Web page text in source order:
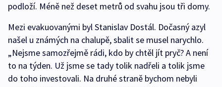
podloží. Méně než deset metrů od svahu jsou tři domy.
Mezi evakuovanými byl Stanislav Dostál. Dočasný azyl
našel u známých na chalupě, sbalit se musel narychlo.
„Nejsme samozřejmě rádi, kdo by chtěl jít pryč? A není
to na týden. Už jsme se tady tolik nadřeli a tolik jsme
do toho investovali. Na druhé straně bychom nebyli